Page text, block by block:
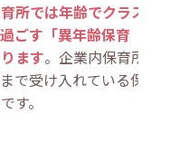
所では年齢でクラスを分
ごす「異年齢保育（縦割
ます。企業内保育所は小
で受け入れている保育所
す。